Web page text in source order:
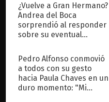
¿Vuelve a Gran Hermano?
Andrea del Boca
sorprendió al responder
sobre su eventual
Pedro Alfonso conmovió
a todos con su gesto
hacia Paula Chaves en un
duro momento: "Mi